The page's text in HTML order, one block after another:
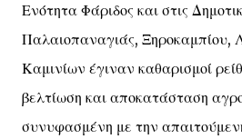
Ενότητα Φάριδος και στις
Παλαιοπαναγιάς, Ξηροκαμπίου,
Καμινίων έγιναν καθαρισμοί
βελτίωση και αποκατάσταση
συνυφασμένη με την